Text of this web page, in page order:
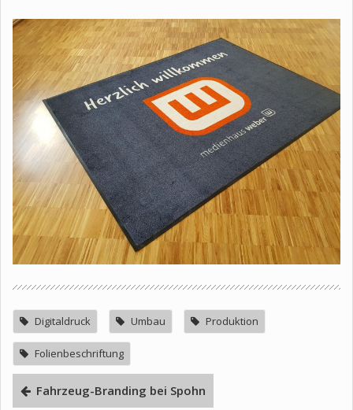
Digitaldruck Umbau Produktion
Folienbeschriftung
Fahrzeug-Branding bei Spohn